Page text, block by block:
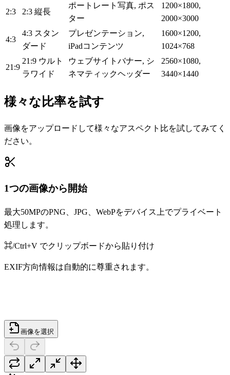
2:3 2:3 縦長
ポートレート写真, ポス
ター
1200×1800,
2000×3000
4:3
4:3 スタン
ダード
プレゼンテーション,
iPadコンテンツ
1600×1200,
1024×768
21:9
21:9 ウルト
ラワイド
ウェブサイトバナー, シ
ネマティックヘッダー
2560×1080,
3440×1440
様々な比率を試す
画像をアップロードして様々なアスペクト比を試してみてく
ださい。
1つの画像から開始
最大50MPのPNG、JPG、WebPをデバイス上でプライベート
処理します。
⌘/Ctrl+V でクリップボードから貼り付け
EXIF方向情報は自動的に尊重されます。
画像を選択